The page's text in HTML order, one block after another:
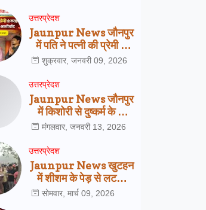
उत्तरप्रेदश
Jaunpur News जौनपुर
में पति ने पत्नी की प्रेमी से
कराई शादी, खुद दिया
शुक्रवार, जनवरी 09, 2026
उत्तरप्रेदश
Jaunpur News जौनपुर
में किशोरी से दुष्कर्म के दो
आरोपी गिरफ्तार,
मंगलवार, जनवरी 13, 2026
उत्तरप्रेदश
Jaunpur News खुटहन
में शीशम के पेड़ से लटका
मिला इलेक्ट्रीशियन का शव,
सोमवार, मार्च 09, 2026